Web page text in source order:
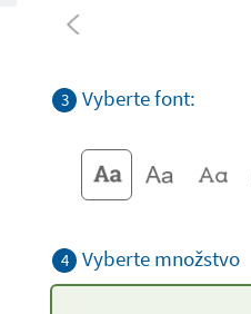
3 Vyberte font:
4 Vyberte množstvo